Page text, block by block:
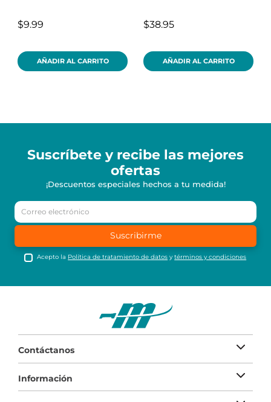
$9.99
AÑADIR AL CARRITO
$38.95
AÑADIR AL CARRITO
Suscríbete y recibe las mejores
ofertas
¡Descuentos especiales hechos a tu medida!
Suscribirme
Acepto la Política de tratamiento de datos ytérminos y condiciones
Contáctanos
Información